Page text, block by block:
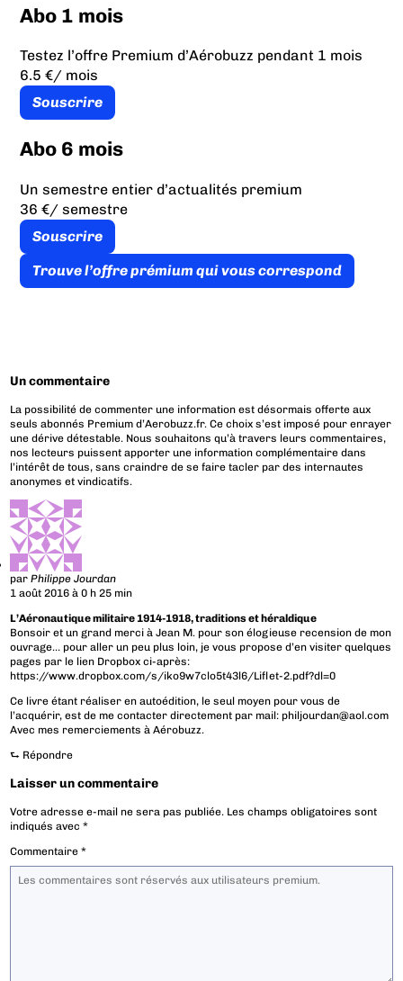
Abo 1 mois
Testez l’offre Premium d’Aérobuzz pendant 1 mois
6.5 €/ mois
Souscrire
Abo 6 mois
Un semestre entier d’actualités premium
36 €/ semestre
Souscrire
Trouve l’offre prémium qui vous correspond
Un commentaire
La possibilité de commenter une information est désormais offerte aux
seuls abonnés Premium d’Aerobuzz.fr. Ce choix s’est imposé pour enrayer
une dérive détestable. Nous souhaitons qu’à travers leurs commentaires,
nos lecteurs puissent apporter une information complémentaire dans
l’intérêt de tous, sans craindre de se faire tacler par des internautes
anonymes et vindicatifs.
parPhilippe Jourdan
1 août 2016 à 0 h 25 min
L’Aéronautique militaire 1914-1918, traditions et héraldique
Bonsoir et un grand merci à Jean M. pour son élogieuse recension de mon
ouvrage… pour aller un peu plus loin, je vous propose d’en visiter quelques
pages par le lien Dropbox ci-après:
https://www.dropbox.com/s/iko9w7clo5t43l6/Liflet-2.pdf?dl=0
Ce livre étant réaliser en autoédition, le seul moyen pour vous de
l’acquérir, est de me contacter directement par mail: philjourdan@aol.com
Avec mes remerciements à Aérobuzz.
⮑ Répondre
Laisser un commentaire
Votre adresse e-mail ne sera pas publiée. Les champs obligatoires sont
indiqués avec*
Commentaire*